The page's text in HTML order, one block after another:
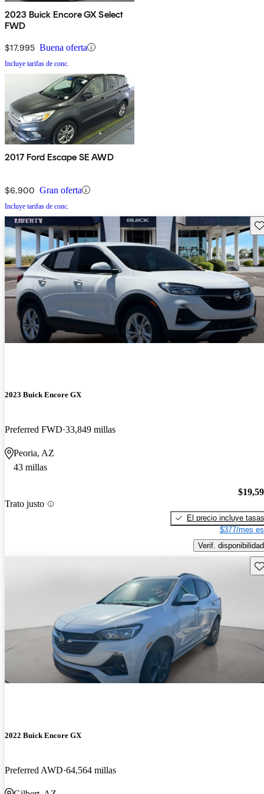
2023 Buick Encore GX Select
FWD
$17,995 Buena oferta
Incluye tarifas de conc.
2017 Ford Escape SE AWD
$6,900 Gran oferta
Incluye tarifas de conc.
2023 Buick Encore GX
Preferred FWD 33,849 millas
Peoria, AZ
43 millas
Trato justo
El precio incluye tasas
$377/mes
Verif. disponibilidad
2022 Buick Encore GX
Preferred AWD 64,564 millas